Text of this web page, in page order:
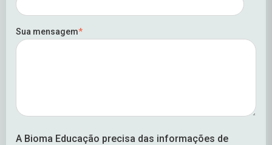
Sua mensagem*
A Bioma Educação precisa das informações de